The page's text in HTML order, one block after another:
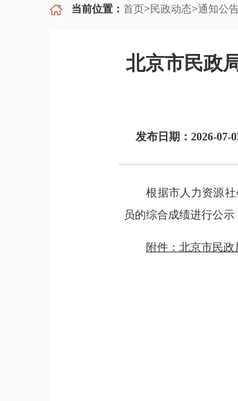
当前位置： 首页>民政动态>通知公
北京市民政
发布日期：2026-07-
根据市人力资源社会
员的综合成绩进行公
附件：北京市民